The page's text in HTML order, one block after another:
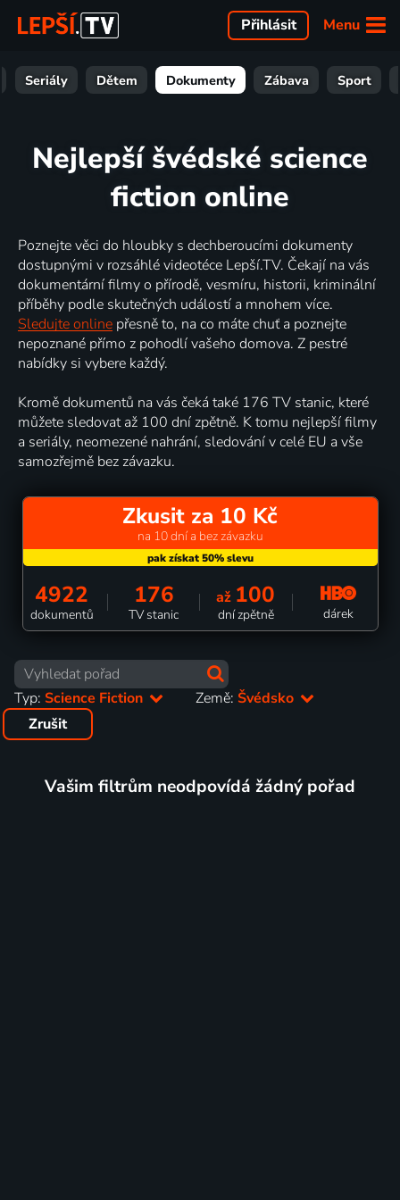
Menu
Přihlásit
Seriály Dětem Dokumenty Zábava Sport
Nejlepší švédské science
fiction online
Poznejte věci do hloubky s dechberoucími dokumenty
dostupnými v rozsáhlé videotéce Lepší.TV. Čekají na vás
dokumentární filmy o přírodě, vesmíru, historii, kriminální
příběhy podle skutečných událostí a mnohem více.
Sledujte online přesně to, na co máte chuť a poznejte
nepoznané přímo z pohodlí vašeho domova. Z pestré
nabídky si vybere každý.
Kromě dokumentů na vás čeká také 176 TV stanic, které
můžete sledovat až 100 dní zpětně. K tomu nejlepší filmy
a seriály, neomezené nahrání, sledování v celé EU a vše
samozřejmě bez závazku.
Zkusit za 10 Kč
na 10 dní a bez závazku
4922
dokumentů
176
TV stanic
až 100
dní zpětně dárek
Typ: Science Fiction Země:Švédsko
Zrušit
Vašim filtrům neodpovídá žádný pořad